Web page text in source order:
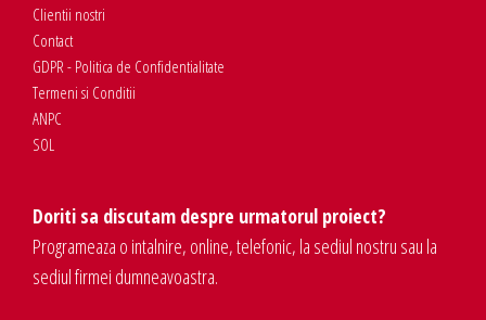
Clientii nostri
Contact
GDPR - Politica de Confidentialitate
Termeni si Conditii
ANPC
SOL
Doriti sa discutam despre urmatorul proiect?
Programeaza o intalnire, online, telefonic, la sediul nostru sau la
sediul firmei dumneavoastra.